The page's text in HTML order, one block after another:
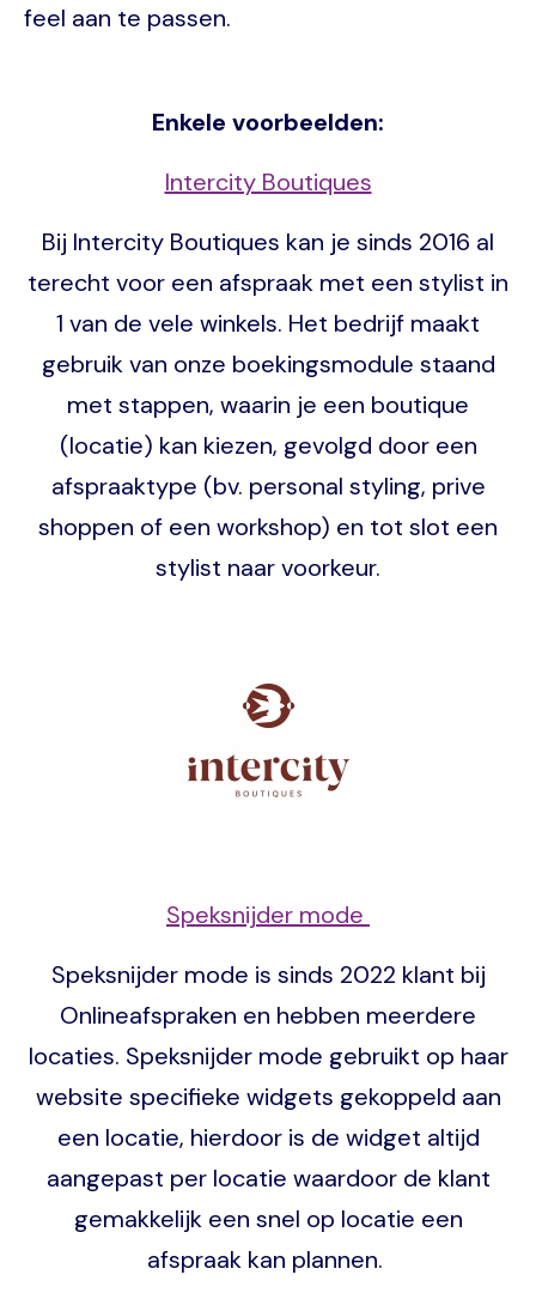
feel aan te passen.
Enkele voorbeelden:
Intercity Boutiques
Bij Intercity Boutiques kan je sinds 2016 al
terecht voor een afspraak met een stylist in
1 van de vele winkels. Het bedrijf maakt
gebruik van onze boekingsmodule staand
met stappen, waarin je een boutique
(locatie) kan kiezen, gevolgd door een
afspraaktype (bv. personal styling, prive
shoppen of een workshop) en tot slot een
stylist naar voorkeur.
Speksnijder mode
Speksnijder mode is sinds 2022 klant bij
Onlineafspraken en hebben meerdere
locaties. Speksnijder mode gebruikt op haar
website specifieke widgets gekoppeld aan
een locatie, hierdoor is de widget altijd
aangepast per locatie waardoor de klant
gemakkelijk een snel op locatie een
afspraak kan plannen.